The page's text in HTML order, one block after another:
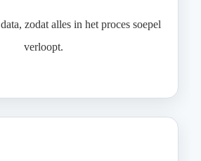
zodat alles in het proces soepel
verloopt.